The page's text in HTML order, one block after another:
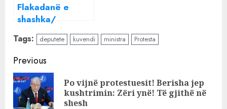
Flakadanë e
shashka/
Protestuesit
tentojnë të hyjnë
në Parlament, ja
çfarë po ndodh
në protestën e
opozitë
Tags: deputete kuvendi ministra Protesta
Continue
Reading
Previous
Po vijnë protestuesit! Berisha jep
kushtrimin: Zëri ynë! Të gjithë në
shesh